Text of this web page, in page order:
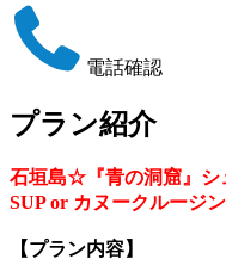
電話確認
プラン紹介
石垣島☆『青の洞窟』シ
SUP or カヌークルージ
【プラン内容】